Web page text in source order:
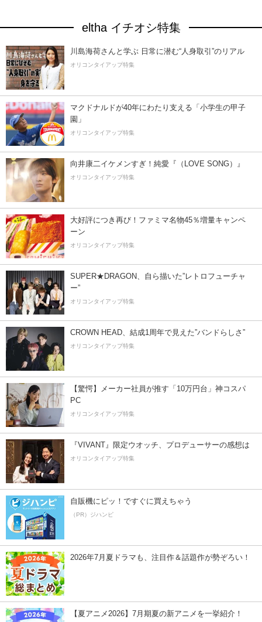
eltha イチオシ特集
川島海荷さんと学ぶ 日常に潜む“人身取引”のリアル
オリコンタイアップ特集
マクドナルドが40年にわたり支える「小学生の甲子
園」
オリコンタイアップ特集
向井康二イケメンすぎ！純愛『（LOVE SONG）』
オリコンタイアップ特集
大好評につき再び！ファミマ名物45％増量キャンペ
ーン
オリコンタイアップ特集
SUPER★DRAGON、自ら描いた”レトロフューチャ
ー”
オリコンタイアップ特集
CROWN HEAD、結成1周年で見えた”バンドらしさ”
オリコンタイアップ特集
【驚愕】メーカー社員が推す「10万円台」神コスパ
PC
オリコンタイアップ特集
『VIVANT』限定ウオッチ、プロデューサーの感想は
オリコンタイアップ特集
自販機にピッ！ですぐに買えちゃう
（PR）ジハンピ
2026年7月夏ドラマも、注目作＆話題作が勢ぞろい！
【夏アニメ2026】7月期夏の新アニメを一挙紹介！